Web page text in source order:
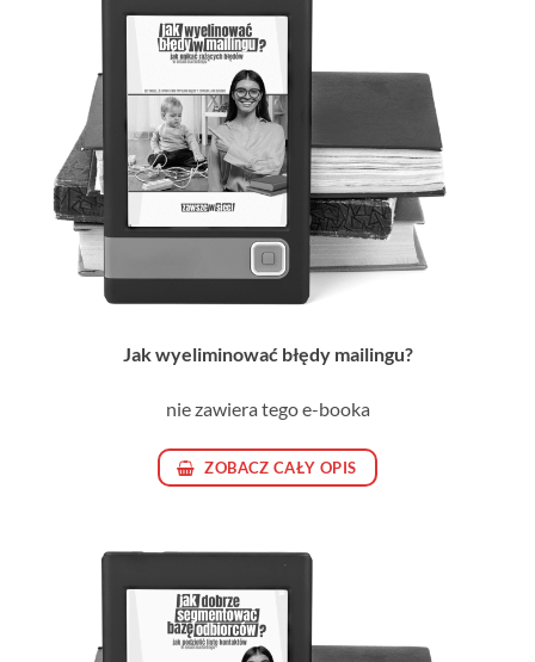
Jak wyeliminować błędy mailingu?
nie zawiera tego e-booka
ZOBACZ CAŁY OPIS